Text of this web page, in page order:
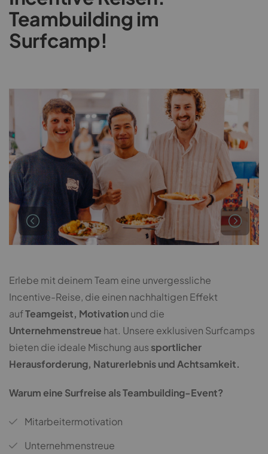
Teambuilding im
Surfcamp!
Erlebe mit deinem Team eine unvergessliche
Incentive-Reise, die einen nachhaltigen Effekt
aufTeamgeist, Motivationund die
Unternehmenstreue hat. Unsere exklusiven Surfcamps
bieten die ideale Mischung aus sportlicher
Herausforderung, Naturerlebnis und Achtsamkeit.
Warum eine Surfreise als Teambuilding-Event?
Mitarbeitermotivation
Unternehmenstreue